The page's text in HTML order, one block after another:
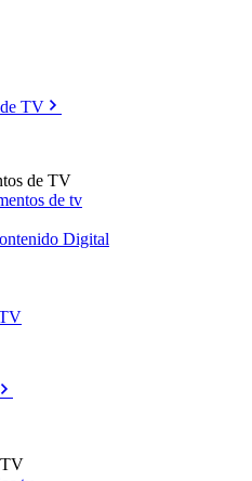
TV
de TV
de tv
Digital
TV